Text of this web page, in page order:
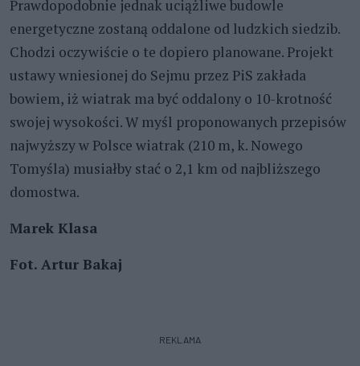
Prawdopodobnie jednak uciążliwe budowle
energetyczne zostaną oddalone od ludzkich siedzib.
Chodzi oczywiście o te dopiero planowane. Projekt
ustawy wniesionej do Sejmu przez PiS zakłada
bowiem, iż wiatrak ma być oddalony o 10-krotność
swojej wysokości. W myśl proponowanych przepisów
najwyższy w Polsce wiatrak (210 m, k. Nowego
Tomyśla) musiałby stać o 2,1 km od najbliższego
domostwa.
Marek Klasa
Fot. Artur Bakaj
REKLAMA